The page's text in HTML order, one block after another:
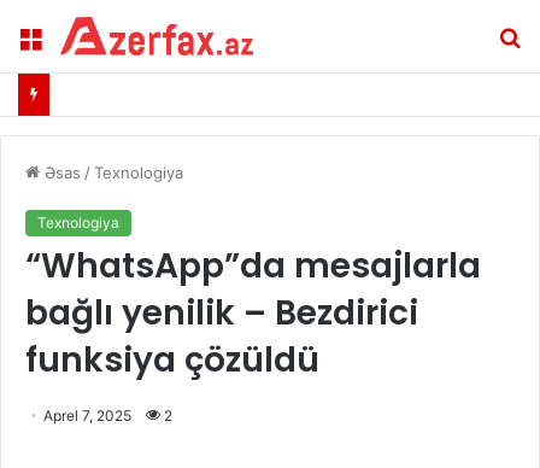
Menu
Əsas /Texnologiya
Texnologiya
​“WhatsApp”da mesajlarla
bağlı yenilik – Bezdirici
funksiya çözüldü
Aprel 7, 2025 2